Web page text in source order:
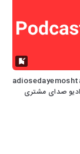
صدای مشتری